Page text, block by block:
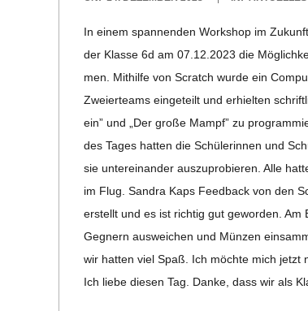
E
G
O
D
S
In einem span­nen­den Work­shop im
der Klasse 6d am 07.12.2023 die
men. Mit­hilfe von Scratch wurde ein
Zwei­er­teams ein­ge­teilt und erhiel­ten
ein” und „Der große Mampf” zu
des Tages hat­ten die Schü­le­rin­nen und
sie unter­ein­an­der aus­zu­pro­bie­ren. Alle
im Flug. San­dra Kaps Feed­back von den
erstellt und es ist rich­tig gut gewor­den.
Geg­nern aus­wei­chen und Mün­zen
wir hat­ten viel Spaß. Ich möchte mich jetzt
Ich liebe die­sen Tag. Danke, dass wir als